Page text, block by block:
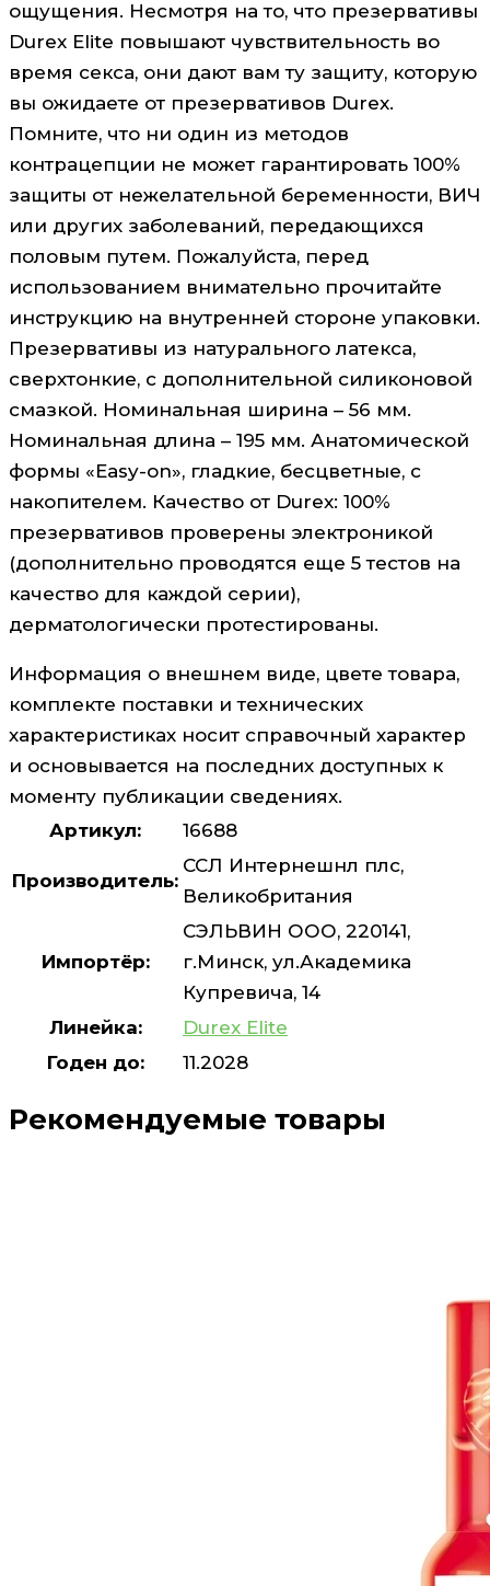
ощущения. Несмотря на то, что презервативы
Durex Elite повышают чувствительность во
время секса, они дают вам ту защиту, которую
вы ожидаете от презервативов Durex.
Помните, что ни один из методов
контрацепции не может гарантировать 100%
защиты от нежелательной беременности, ВИЧ
или других заболеваний, передающихся
половым путем. Пожалуйста, перед
использованием внимательно прочитайте
инструкцию на внутренней стороне упаковки.
Презервативы из натурального латекса,
сверхтонкие, с дополнительной силиконовой
смазкой. Номинальная ширина – 56 мм.
Номинальная длина – 195 мм. Анатомической
формы «Easy-on», гладкие, бесцветные, с
накопителем. Качество от Durex: 100%
презервативов проверены электроникой
(дополнительно проводятся еще 5 тестов на
качество для каждой серии),
дерматологически протестированы.
Информация о внешнем виде, цвете товара,
комплекте поставки и технических
характеристиках носит справочный характер
и основывается на последних доступных к
моменту публикации сведениях.
Артикул:
16688
Производитель:
CCЛ Интернешнл плс,
Великобритания
Импортёр:
СЭЛЬВИН ООО, 220141,
г.Минск, ул.Академика
Купревича, 14
Линейка:
Durex Elite
Годен до:
11.2028
Рекомендуемые товары